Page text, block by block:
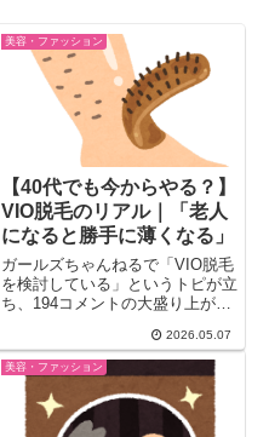
美容・ファッション
【40代でも今からやる？】
VIO脱毛のリアル｜「老人
になると勝手に薄くなる」
ガールズちゃんねるで「VIO脱毛
を検討している」というトピが立
ち、194コメントの大盛り上が
2026.05.07
美容・ファッション